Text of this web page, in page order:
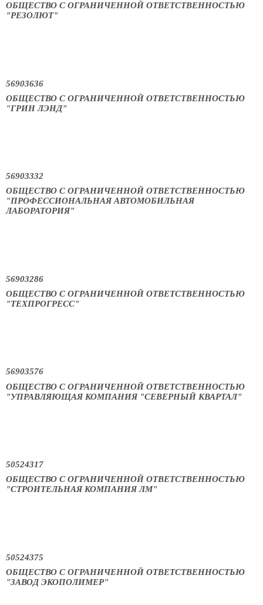
ОБЩЕСТВО С ОГРАНИЧЕННОЙ ОТВЕТСТВЕННОСТЬЮ
"РЕЗОЛЮТ"
56903636
ОБЩЕСТВО С ОГРАНИЧЕННОЙ ОТВЕТСТВЕННОСТЬЮ
"ГРИН ЛЭНД"
56903332
ОБЩЕСТВО С ОГРАНИЧЕННОЙ ОТВЕТСТВЕННОСТЬЮ
"ПРОФЕССИОНАЛЬНАЯ АВТОМОБИЛЬНАЯ
ЛАБОРАТОРИЯ"
56903286
ОБЩЕСТВО С ОГРАНИЧЕННОЙ ОТВЕТСТВЕННОСТЬЮ
"ТЕХПРОГРЕСС"
56903576
ОБЩЕСТВО С ОГРАНИЧЕННОЙ ОТВЕТСТВЕННОСТЬЮ
"УПРАВЛЯЮЩАЯ КОМПАНИЯ "СЕВЕРНЫЙ КВАРТАЛ"
50524317
ОБЩЕСТВО С ОГРАНИЧЕННОЙ ОТВЕТСТВЕННОСТЬЮ
"СТРОИТЕЛЬНАЯ КОМПАНИЯ ЛМ"
50524375
ОБЩЕСТВО С ОГРАНИЧЕННОЙ ОТВЕТСТВЕННОСТЬЮ
"ЗАВОД ЭКОПОЛИМЕР"